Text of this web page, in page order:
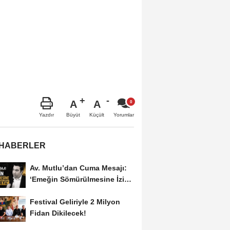
Yazdır
A
Büyüt
A
Küçült Yorumlar
Av. Mutlu’dan Cuma Mesajı:
‘Emeğin Sömürülmesine İzin
Festival Geliriyle 2 Milyon
Fidan Dikilecek!